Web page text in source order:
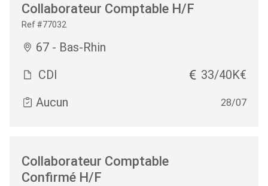
Collaborateur Comptable H/F
Ref #77032
67 - Bas-Rhin
CDI
33/40K€
Aucun
28/07
Collaborateur Comptable
Confirmé H/F